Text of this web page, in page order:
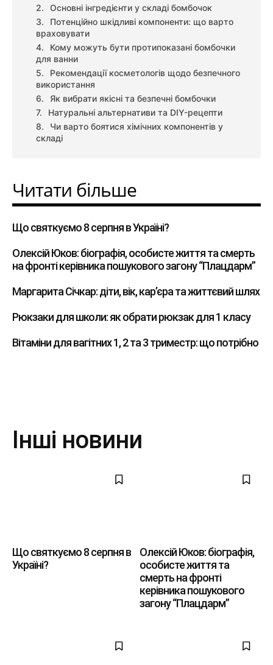
Основні інгредієнти у складі бомбочок
Потенційно шкідливі компоненти: що варто
враховувати
Кому можуть бути протипоказані бомбочки
для ванни
Рекомендації косметологів щодо безпечного
використання
Як вибрати якісні та безпечні бомбочки
Натуральні альтернативи та DIY-рецепти
Чи варто боятися хімічних компонентів у
складі
Читати більше
Що святкуємо 8 серпня в Україні?
Олексій Юков: біографія, особисте життя та смерть
на фронті керівника пошукового загону “Плацдарм”
Маргарита Січкар: діти, вік, кар’єра та життєвий шлях
Рюкзаки для школи: як обрати рюкзак для 1 класу
Вітаміни для вагітних 1, 2 та 3 триместр: що потрібно
Інші новини
Що святкуємо 8 серпня в
Україні?
Олексій Юков: біографія,
особисте життя та
смерть на фронті
керівника пошукового
загону “Плацдарм”